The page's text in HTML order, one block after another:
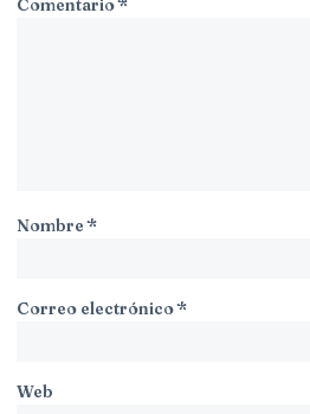
Comentario*
Nombre*
Correo electrónico*
Web